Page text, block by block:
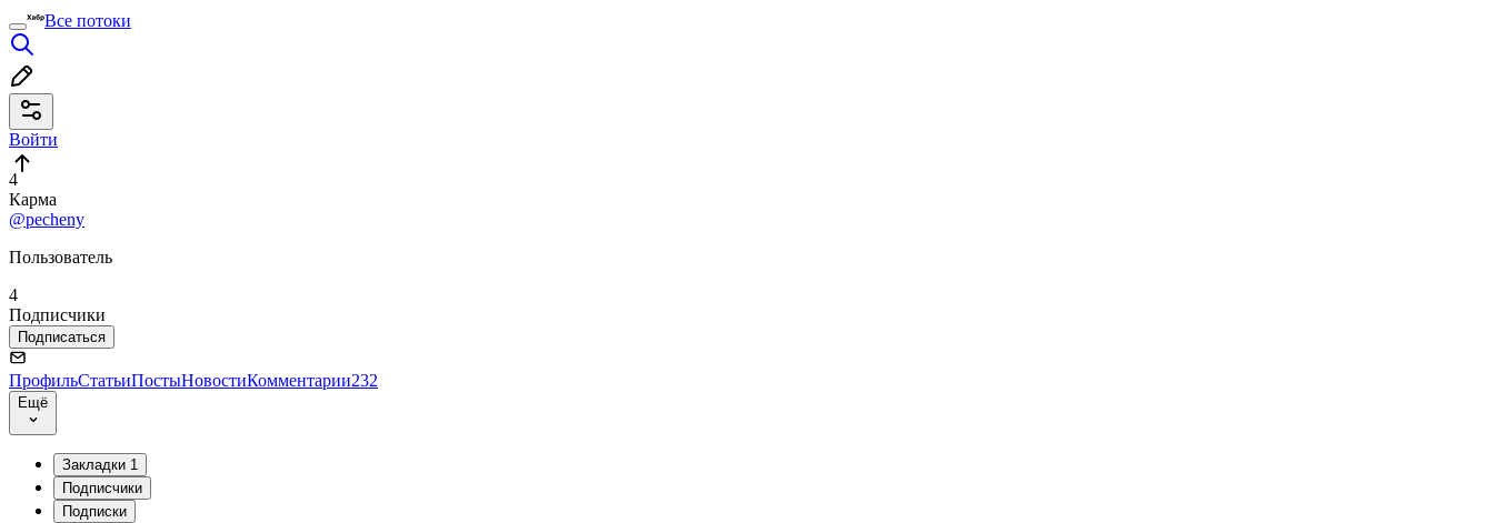
Все потоки
Войти
4
Карма
@pecheny
Пользователь
4
Подписчики
Подписаться
ПрофильСтатьиПостыНовостиКомментарии232
Ещё
Закладки 1
Подписчики
Подписки